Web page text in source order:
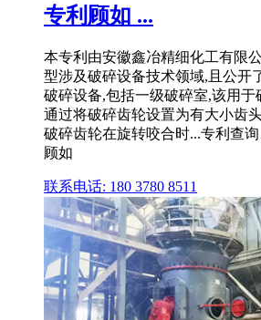
专利顾如 ...
本专利由安徽鑫冶精细化工有限
型涉及破碎设备技术领域,且公开
破碎设备,包括一级破碎室,该用于
通过将破碎齿轮设置为有大小齿
破碎齿轮在旋转咬合时...专利查
顾如
联系电话: 180 3780 8511